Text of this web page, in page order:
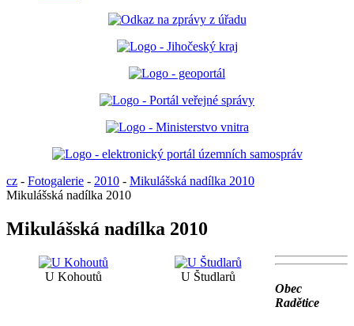
cz - Fotogalerie - 2010 - Mikulášská nadílka 2010
Mikulášská nadílka 2010
Mikulášská nadílka 2010
U Kohoutů U Študlarů
Obec
Radětice